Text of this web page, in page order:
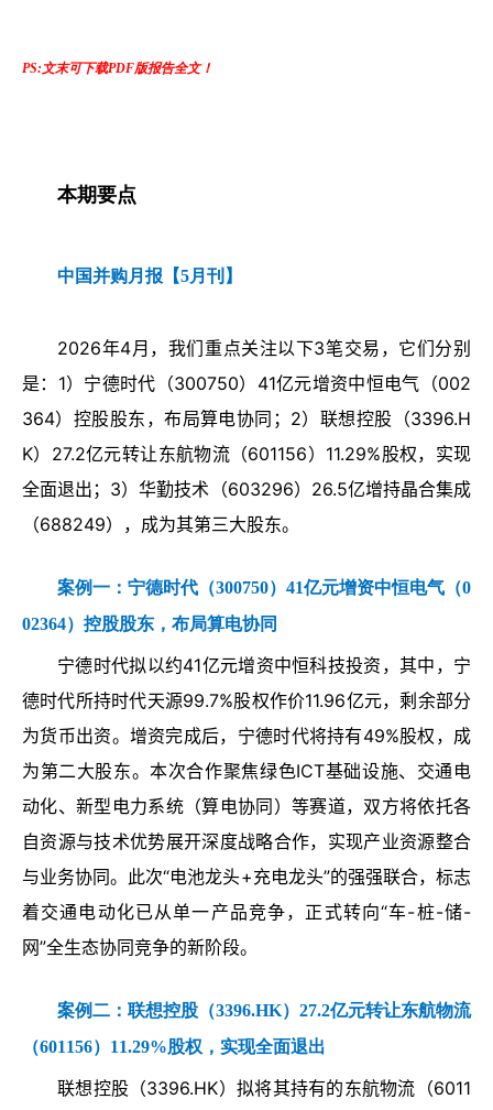
PS:文末可下载PDF版报告全文！
本期要点
中国并购月报【5月刊】
2026年4月，我们重点关注以下3笔交易，它们分别
是：1）宁德时代（300750）41亿元增资中恒电气（002
364）控股股东，布局算电协同；2）联想控股（3396.H
K）27.2亿元转让东航物流（601156）11.29%股权，实现
全面退出；3）华勤技术（603296）26.5亿增持晶合集成
（688249），成为其第三大股东。
案例一： 宁德时代（300750）41亿元增资中恒电气（0
02364）控股股东，布局算电协同
宁德时代拟以约41亿元增资中恒科技投资，其中，宁
德时代所持时代天源99.7%股权作价11.96亿元，剩余部分
为货币出资。增资完成后，宁德时代将持有49%股权，成
为第二大股东。本次合作聚焦绿色ICT基础设施、交通电
动化、新型电力系统（算电协同）等赛道，双方将依托各
自资源与技术优势展开深度战略合作，实现产业资源整合
与业务协同。此次“电池龙头+充电龙头”的强强联合，标志
着交通电动化已从单一产品竞争，正式转向“车-桩-储-
网”全生态协同竞争的新阶段。
案例二： 联想控股（3396.HK）27.2亿元转让东航物流
（601156）11.29%股权，实现全面退出
联想控股（3396.HK）拟将其持有的东航物流（6011